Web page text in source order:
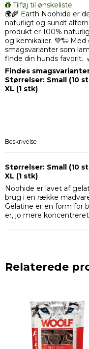
Tilføj til ønskeliste
🌍🌾 Earth Noohide er
naturligt og sundt
produkt er 100%
og kemikalier. 💚🐑
smagsvarianter som
finde din hunds favorit.
Findes
Størrelser: Small (10
XL (1 stk)
Beskrivelse
Størrelser: Small (10
XL (1 stk)
Noohide er lavet af
brug i en række
Gelatine er en form for
er, jo mere
Relaterede